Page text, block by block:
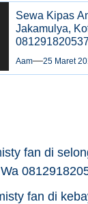
Sewa Kipas
Jakamulya,
Aam 25 Maret
fan di
fan di